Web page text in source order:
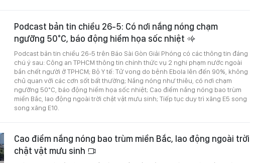
Podcast bản tin chiều 26-5: Có nơi nắng nóng chạm
ngưỡng 50°C, báo động hiểm họa sốc nhiệt
Podcast bản tin chiều 26-5 trên Báo Sài Gòn Giải Phóng có các thông tin đáng
chú ý sau: Công an TPHCM thông tin chính thức vụ 2 nghi phạm nước ngoài
bắn chết người ở TPHCM; Bộ Y tế: Tử vong do bệnh Ebola lên đến 90%, không
chủ quan với các cơn sốt bất thường; Nắng nóng như thiêu, có nơi chạm
ngưỡng 50°C, báo động hiểm họa sốc nhiệt; Cao điểm nắng nóng bao trùm
miền Bắc, lao động ngoài trời chật vật mưu sinh; Tiếp tục duy trì xăng E5 song
song xăng E10.
Cao điểm nắng nóng bao trùm miền Bắc, lao động ngoài trời
chật vật mưu sinh